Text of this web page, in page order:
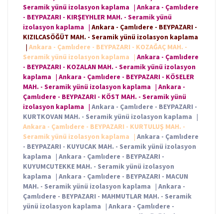
Seramik yünü izolasyon kaplama | Ankara - Çamlıdere
- BEYPAZARI - KIRŞEYHLER MAH. - Seramik yünü
izolasyon kaplama | Ankara - Çamlıdere - BEYPAZARI -
KIZILCASÖĞÜT MAH. - Seramik yünü izolasyon kaplama
| Ankara - Çamlıdere - BEYPAZARI - KOZAĞAÇ MAH. -
Seramik yünü izolasyon kaplama
| Ankara - Çamlıdere
- BEYPAZARI - KOZALAN MAH. - Seramik yünü izolasyon
kaplama | Ankara - Çamlıdere - BEYPAZARI - KÖSELER
MAH. - Seramik yünü izolasyon kaplama | Ankara -
Çamlıdere - BEYPAZARI - KÖST MAH. - Seramik yünü
izolasyon kaplama | Ankara - Çamlıdere - BEYPAZARI -
KURTKOVAN MAH. - Seramik yünü izolasyon kaplama |
Ankara - Çamlıdere - BEYPAZARI - KURTULUŞ MAH. -
Seramik yünü izolasyon kaplama
| Ankara - Çamlıdere
- BEYPAZARI - KUYUCAK MAH. - Seramik yünü izolasyon
kaplama | Ankara - Çamlıdere - BEYPAZARI -
KUYUMCUTEKKE MAH. - Seramik yünü izolasyon
kaplama | Ankara - Çamlıdere - BEYPAZARI - MACUN
MAH. - Seramik yünü izolasyon kaplama | Ankara -
Çamlıdere - BEYPAZARI - MAHMUTLAR MAH. - Seramik
yünü izolasyon kaplama | Ankara - Çamlıdere -